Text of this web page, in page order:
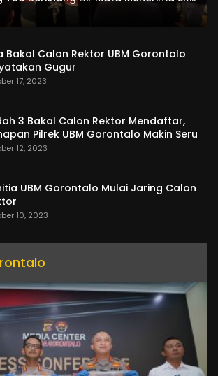
Salempang
Bakal Calon Rektor UBM Gorontalo
Gugur
17, 2023
3 Bakal Calon Rektor Mendaftar,
Pilrek UBM Gorontalo Makin Seru
12, 2023
UBM Gorontalo Mulai Jaring Calon
10, 2023